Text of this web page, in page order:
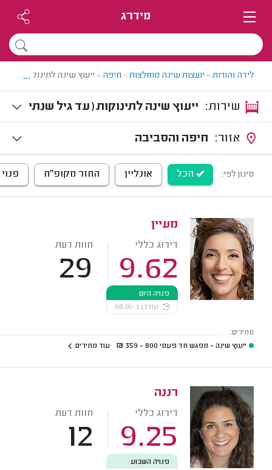
מידרג
לידה והורות> יועצות שינה מומלצות> חיפה > ייעוץ שינה לתינוקות
...
ייעוץ שינה לתינוקות (עד גיל שנתי
ים)
חיפה והסביבה
סינון לפי: הכל אונליין החזר מקופ"ח
מעיין
דירוג כללי
9.62
חוות דעת
29
פנויה היום
עודכן ב-08:01
מחירים:
ייעוץ שינה - מפגש חד פעמי 800 - 359
₪ עוד מחירים
רננה
דירוג כללי
9.25
חוות דעת
12
פנויה השבוע